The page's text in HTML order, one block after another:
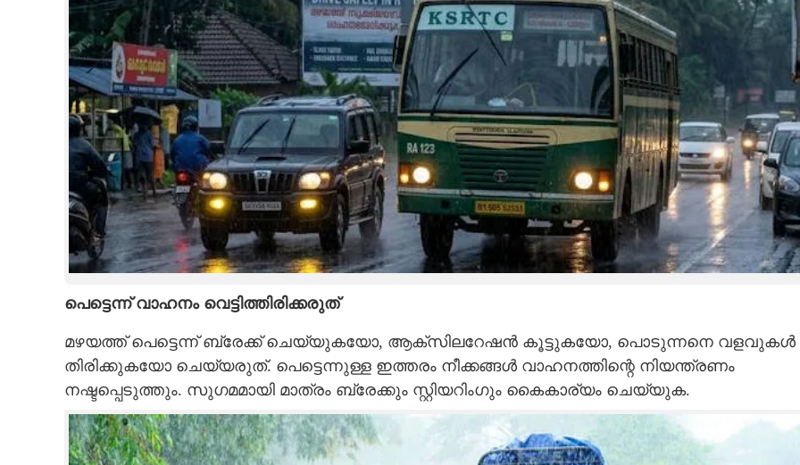
പെട്ടെന്ന് വാഹനം വെട്ടിത്തിരിക്കരുത്
മഴയത്ത് പെട്ടെന്ന് ബ്രേക്ക് ചെയ്യുകയോ, ആക്സിലറേഷൻ കൂട്ടുകയോ, പൊടുന്നനെ വളവുകൾ
തിരിക്കുകയോ ചെയ്യരുത്. പെട്ടെന്നുള്ള ഇത്തരം നീക്കങ്ങൾ വാഹനത്തിന്റെ നിയന്ത്രണം
നഷ്ടപ്പെടുത്തും. സുഗമമായി മാത്രം ബ്രേക്കും സ്റ്റിയറിംഗും കൈകാര്യം ചെയ്യുക.
മഴക്കാലത്ത് ഈ കുറച്ച് കാര്യങ്ങൾ
ശ്രദ്ധിക്കാതെ വാഹനവുമായി
റോഡിലിറങ്ങരുത്